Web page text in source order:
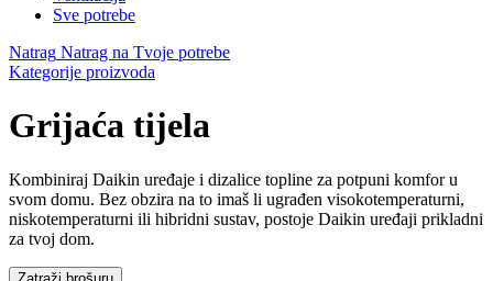
Sve potrebe
Natrag Natrag na Tvoje potrebe
Kategorije proizvoda
Grijaća tijela
Kombiniraj Daikin uređaje i dizalice topline za potpuni komfor u
svom domu. Bez obzira na to imaš li ugrađen visokotemperaturni,
niskotemperaturni ili hibridni sustav, postoje Daikin uređaji prikladni
za tvoj dom.